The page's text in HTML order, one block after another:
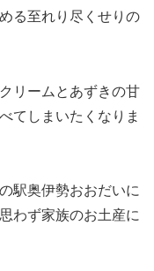
る至れり尽くせりの
リームとあずきの甘
てしまいたくなりま
駅奥伊勢おおだいに
わず家族のお土産に